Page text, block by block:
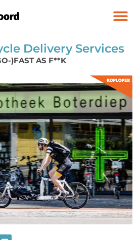
Delivery Services
)FAST AS F**K